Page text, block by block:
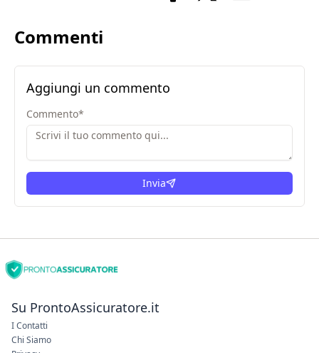
Commenti
Aggiungi un commento
Commento*
Invia
Su ProntoAssicuratore.it
I Contatti
Chi Siamo